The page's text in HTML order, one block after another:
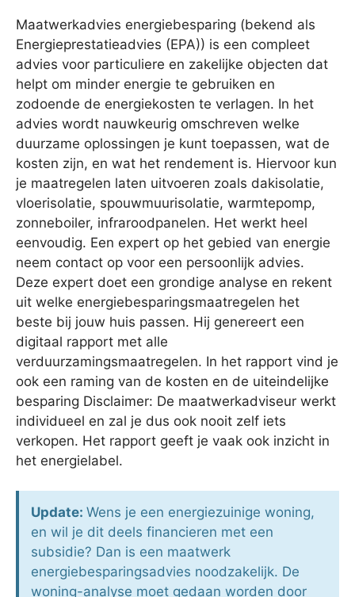
Maatwerkadvies energiebesparing (bekend als
Energieprestatieadvies (EPA)) is een compleet
advies voor particuliere en zakelijke objecten dat
helpt om minder energie te gebruiken en
zodoende de energiekosten te verlagen. In het
advies wordt nauwkeurig omschreven welke
duurzame oplossingen je kunt toepassen, wat de
kosten zijn, en wat het rendement is. Hiervoor kun
je maatregelen laten uitvoeren zoals dakisolatie,
vloerisolatie, spouwmuurisolatie, warmtepomp,
zonneboiler, infraroodpanelen. Het werkt heel
eenvoudig. Een expert op het gebied van energie
neem contact op voor een persoonlijk advies.
Deze expert doet een grondige analyse en rekent
uit welke energiebesparingsmaatregelen het
beste bij jouw huis passen. Hij genereert een
digitaal rapport met alle
verduurzamingsmaatregelen. In het rapport vind je
ook een raming van de kosten en de uiteindelijke
besparing Disclaimer: De maatwerkadviseur werkt
individueel en zal je dus ook nooit zelf iets
verkopen. Het rapport geeft je vaak ook inzicht in
het energielabel.
Update: Wens je een energiezuinige woning,
en wil je dit deels financieren met een
subsidie? Dan is een maatwerk
energiebesparingsadvies noodzakelijk. De
woning-analyse moet gedaan worden door